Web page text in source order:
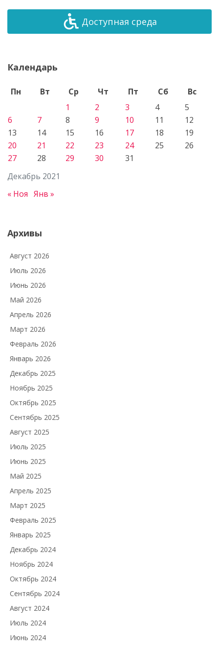
Доступная среда
Календарь
Декабрь 2021
Пн Вт Ср Чт Пт Сб
Вс
1
2 3 4
5
6
7 8 9 10 11
12
13
14 15 16 17 18
19
20
21 22 23 24 25
26
27
28 29 30 31
« Ноя Янв »
Архивы
Август 2026
Июль 2026
Июнь 2026
Май 2026
Апрель 2026
Март 2026
Февраль 2026
Январь 2026
Декабрь 2025
Ноябрь 2025
Октябрь 2025
Сентябрь 2025
Август 2025
Июль 2025
Июнь 2025
Май 2025
Апрель 2025
Март 2025
Февраль 2025
Январь 2025
Декабрь 2024
Ноябрь 2024
Октябрь 2024
Сентябрь 2024
Август 2024
Июль 2024
Июнь 2024